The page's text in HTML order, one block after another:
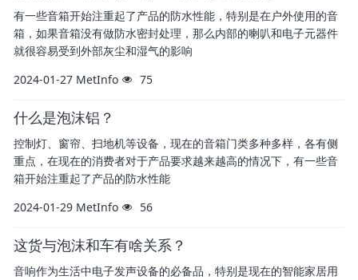
有一些音箱开始注重起了产品的防水性能，特别是在户外使用的音
箱，如果音箱没有做防水密封处理，那么内部的喇叭和电子元器件
就很容易受到外部灰尘和湿气的影响
2024-01-27 MetInfo 75
什么是泡沫铝？
控制灯、窗帘、扫地机等设备，现在的音箱门类多种多样，各有侧
重点，在现在的消费者对于产品要求越来越高的情况下，有一些音
箱开始注重起了产品的防水性能
2024-01-29 MetInfo 56
这货与泡沫和车有啥关系？
音响作为生活中电子发声设备的必备品，特别是现在的智能家居用